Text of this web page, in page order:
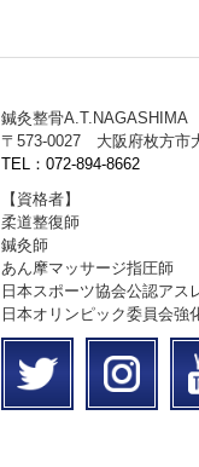
鍼灸整骨A.T.NAGASHIMA
〒573-0027 大阪府枚方市
TEL：072-894-8662
【資格者】
柔道整復師
鍼灸師
あん摩マッサージ指圧師
日本スポーツ協会公認アス
日本オリンピック委員会強